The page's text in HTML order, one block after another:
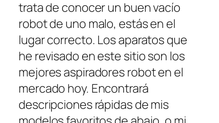
trata de conocer un buen vacío
robot de uno malo, estás en el
lugar correcto. Los aparatos que
he revisado en este sitio son los
mejores aspiradores robot en el
mercado hoy. Encontrará
descripciones rápidas de mis